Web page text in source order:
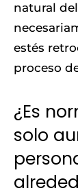
natural
estés
proceso
¿Es
solo